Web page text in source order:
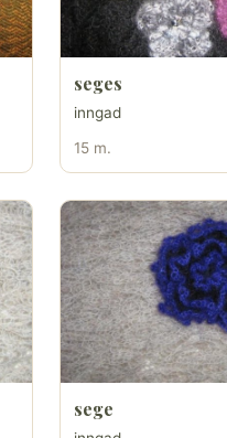
seges
inngad
15 m.
sege